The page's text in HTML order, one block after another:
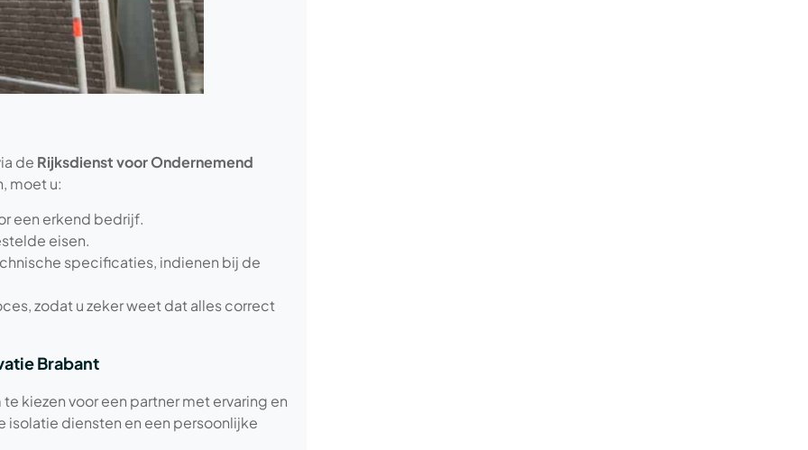
de Rijksdienst voor Ondernemend
moet u:
een erkend bedrijf.
eisen.
specificaties, indienen bij de
zodat u zeker weet dat alles correct
Brabant
kiezen voor een partner met ervaring en
diensten en een persoonlijke